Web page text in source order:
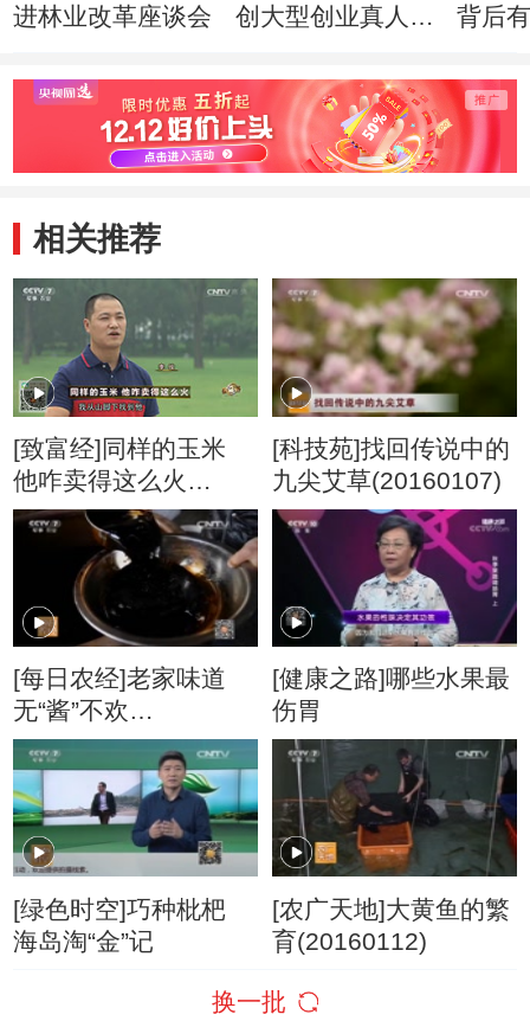
进林业改革座谈会
创大型创业真人秀
(20140503)
背后
相关推荐
[致富经]同样的玉米
他咋卖得这么火
20160825
[科技苑]找回传说中的
九尖艾草(20160107)
[每日农经]老家味道
无“酱”不欢
(20160127)
[健康之路]哪些水果最
伤胃
[绿色时空]巧种枇杷
海岛淘“金”记
[农广天地]大黄鱼的繁
育(20160112)
换一批